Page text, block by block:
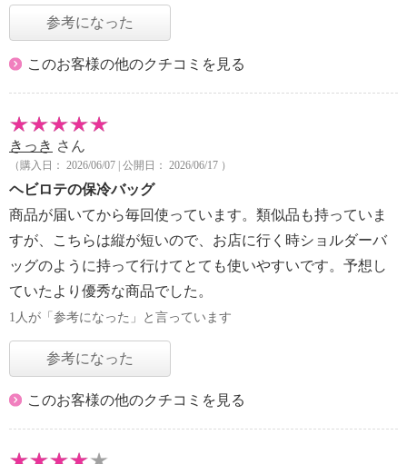
参考になった
このお客様の他のクチコミを見る
きっき さん
（購入日： 2026/06/07 | 公開日： 2026/06/17 ）
ヘビロテの保冷バッグ
商品が届いてから毎回使っています。類似品も持っていま
すが、こちらは縦が短いので、お店に行く時ショルダーバ
ッグのように持って行けてとても使いやすいです。予想し
ていたより優秀な商品でした。
1人が「参考になった」と言っています
参考になった
このお客様の他のクチコミを見る